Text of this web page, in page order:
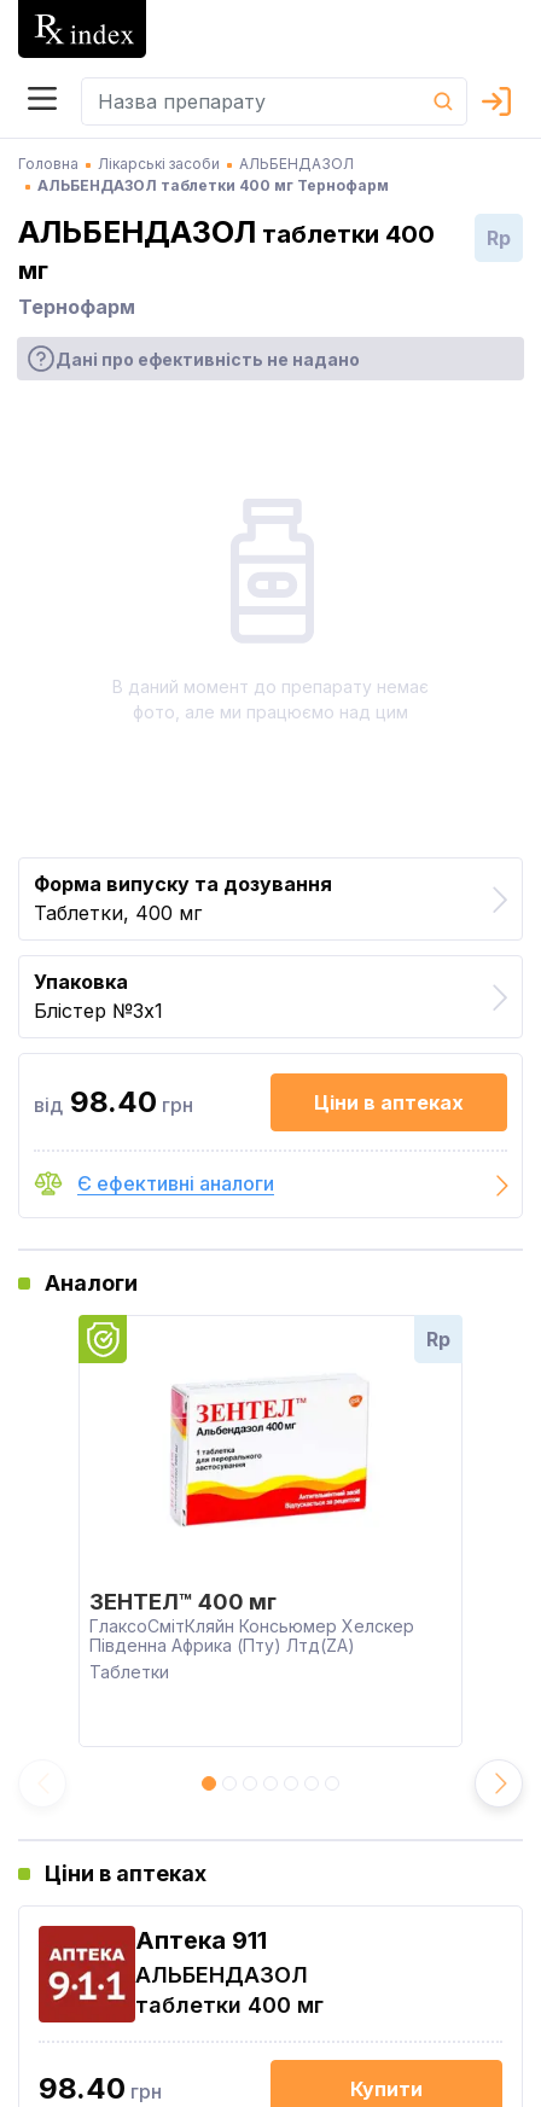
Головна Лікарські засоби
АЛЬБЕНДАЗОЛ
АЛЬБЕНДАЗОЛ таблетки 400 мг Тернофарм
АЛЬБЕНДАЗОЛ таблетки 400
мг
Тернофарм
Rp
Дані про ефективність не надано
В даний момент до препарату немає
фото, але ми працюємо над цим
Форма випуску та дозування
Таблетки, 400 мг
Упаковка
Блістер №3x1
від 98.40 грн Ціни в аптеках
Є ефективні аналоги
Аналоги
Rp
ЗЕНТЕЛ™ 400 мг
ГлаксоСмітКляйн Консьюмер Хелскер
Південна Африка (Пту) Лтд(ZA)
Таблетки
Ціни в аптеках
Aптека 911
АЛЬБЕНДАЗОЛ
таблетки 400 мг
98.40 грн Купити